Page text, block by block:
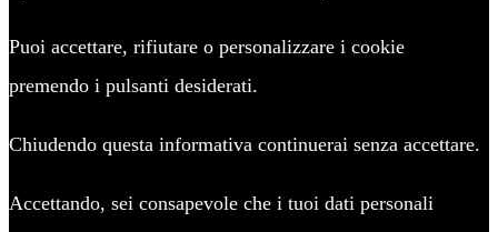
Puoi accettare, rifiutare o personalizzare i cookie
premendo i pulsanti desiderati.
Chiudendo questa informativa continuerai senza accettare.
Accettando, sei consapevole che i tuoi dati personali